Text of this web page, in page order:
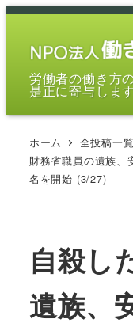
メ
労働者の働き方
是正に寄与します
ホーム 全投稿一覧
財務省職員の遺族、
名を開始 (3/27)
自殺し
遺族、